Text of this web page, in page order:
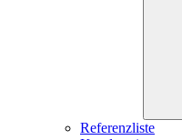
Referenzliste